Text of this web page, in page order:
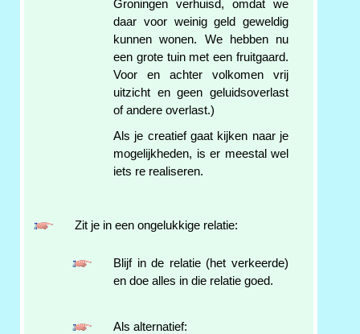
Groningen verhuisd, omdat we
daar voor weinig geld geweldig
kunnen wonen. We hebben nu
een grote tuin met een fruitgaard.
Voor en achter volkomen vrij
uitzicht en geen geluidsoverlast
of andere overlast.)
Als je creatief gaat kijken naar je
mogelijkheden, is er meestal wel
iets re realiseren.
Zit je in een ongelukkige relatie:
Blijf in de relatie (het verkeerde)
en doe alles in die relatie goed.
Als alternatief: